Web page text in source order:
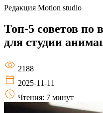
Редакция Motion studio
Топ-5 советов по
для студии
2188
2025-11-11
Чтения: 7 минут